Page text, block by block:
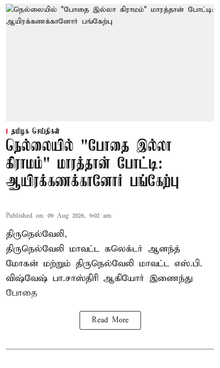
தமிழக செய்திகள்
நெல்லையில் "போதை இல்லா
கிராமம்" மாரத்தான் போட்டி:
ஆயிரக்கணக்கானோர் பங்கேற்பு
Published on: 09 Aug 2026, 9:02 am
திருநெல்வேலி,
திருநெல்வேலி மாவட்ட கலெக்டர் ஆனந்த்
மோகன் மற்றும் திருநெல்வேலி மாவட்ட எஸ்.பி.
விஷ்வேஷ் பா.சாஸ்திரி ஆகியோர் இணைந்து
போதை
Read More